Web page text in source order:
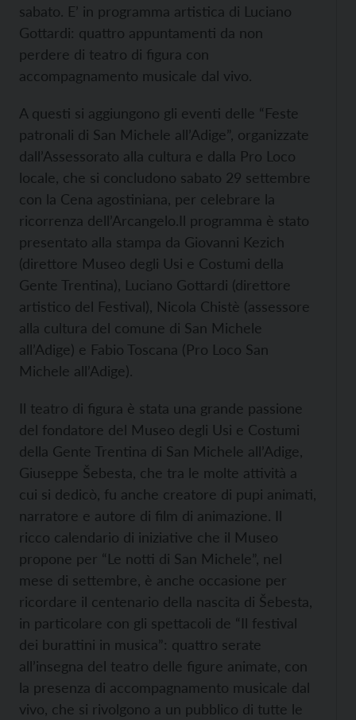
sabato. E’ in programma artistica di Luciano
Gottardi: quattro appuntamenti da non
perdere di teatro di figura con
accompagnamento musicale dal vivo.
A questi si aggiungono gli eventi delle “Feste
patronali di San Michele all’Adige”, organizzate
dall’Assessorato alla cultura e dalla Pro Loco
locale, che si concludono sabato 29 settembre
con la Cena agostiniana, per celebrare la
ricorrenza dell’Arcangelo.Il programma è stato
presentato alla stampa da Giovanni Kezich
(direttore Museo degli Usi e Costumi della
Gente Trentina), Luciano Gottardi (direttore
artistico del Festival), Nicola Chistè (assessore
alla cultura del comune di San Michele
all’Adige) e Fabio Toscana (Pro Loco San
Michele all’Adige).
Il teatro di figura è stata una grande passione
del fondatore del Museo degli Usi e Costumi
della Gente Trentina di San Michele all’Adige,
Giuseppe Šebesta, che tra le molte attività a
cui si dedicò, fu anche creatore di pupi animati,
narratore e autore di film di animazione. Il
ricco calendario di iniziative che il Museo
propone per “Le notti di San Michele”, nel
mese di settembre, è anche occasione per
ricordare il centenario della nascita di Šebesta,
in particolare con gli spettacoli de “Il festival
dei burattini in musica”: quattro serate
all’insegna del teatro delle figure animate, con
la presenza di accompagnamento musicale dal
vivo, che si rivolgono a un pubblico di tutte le